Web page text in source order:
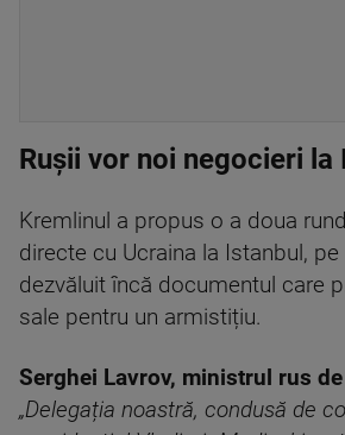
Rușii vor noi negocieri la
Kremlinul a propus o a doua
directe cu Ucraina la Istanbul, pe
dezvăluit încă documentul care
sale pentru un armistițiu.
Serghei Lavrov, ministrul rus
„Delegația noastră, condusă de